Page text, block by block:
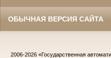
ОБЫЧНАЯ ВЕРСИЯ САЙТА
2006-2026 «Государственная